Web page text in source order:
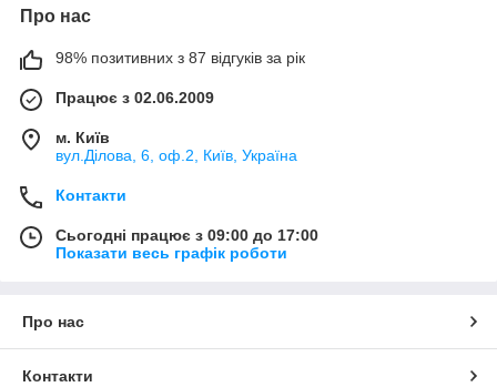
Про нас
98% позитивних з 87 відгуків за рік
Працює з 02.06.2009
м. Київ
вул.Ділова, 6, оф.2, Київ, Україна
Контакти
Сьогодні працює з 09:00 до 17:00
Показати весь графік роботи
Про нас
Контакти